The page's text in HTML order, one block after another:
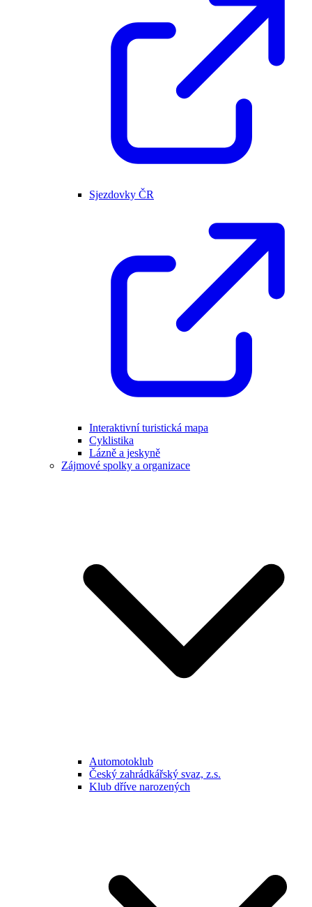
Sjezdovky ČR
Interaktivní turistická mapa
Cyklistika
Lázně a jeskyně
Zájmové spolky a organizace
Automotoklub
Český zahrádkářský svaz, z.s.
Klub dříve narozených